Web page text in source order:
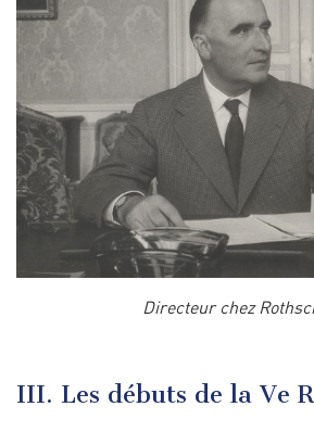
Directeur chez
III. Les débuts de la Ve